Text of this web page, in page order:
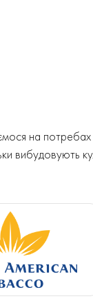
на потребах
вибудовують